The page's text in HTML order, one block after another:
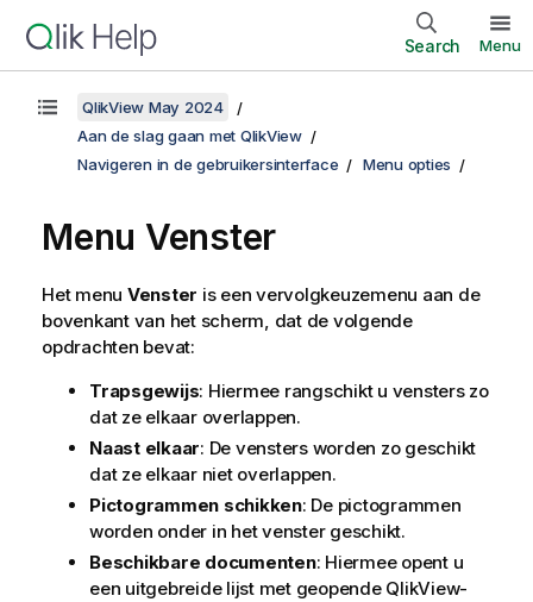
Search Menu
QlikView May 2024
Aan de slag gaan met QlikView
Navigeren in de gebruikersinterface
Menu opties
Menu Venster
Het menu Venster is een vervolgkeuzemenu aan de
bovenkant van het scherm, dat de volgende
opdrachten bevat:
Trapsgewijs: Hiermee rangschikt u vensters zo
dat ze elkaar overlappen.
Naast elkaar: De vensters worden zo geschikt
dat ze elkaar niet overlappen.
Pictogrammen schikken: De pictogrammen
worden onder in het venster geschikt.
Beschikbare documenten: Hiermee opent u
een uitgebreide lijst met geopende QlikView-